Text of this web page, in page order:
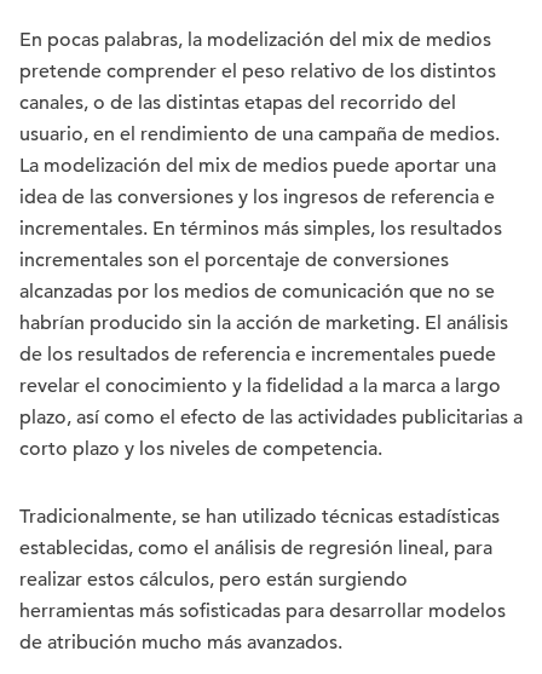
En pocas palabras, la modelización del mix de medios
pretende comprender el peso relativo de los distintos
canales, o de las distintas etapas del recorrido del
usuario, en el rendimiento de una campaña de medios.
La modelización del mix de medios puede aportar una
idea de las conversiones y los ingresos de referencia e
incrementales. En términos más simples, los resultados
incrementales son el porcentaje de conversiones
alcanzadas por los medios de comunicación que no se
habrían producido sin la acción de marketing. El análisis
de los resultados de referencia e incrementales puede
revelar el conocimiento y la fidelidad a la marca a largo
plazo, así como el efecto de las actividades publicitarias a
corto plazo y los niveles de competencia.
Tradicionalmente, se han utilizado técnicas estadísticas
establecidas, como el análisis de regresión lineal, para
realizar estos cálculos, pero están surgiendo
herramientas más sofisticadas para desarrollar modelos
de atribución mucho más avanzados.